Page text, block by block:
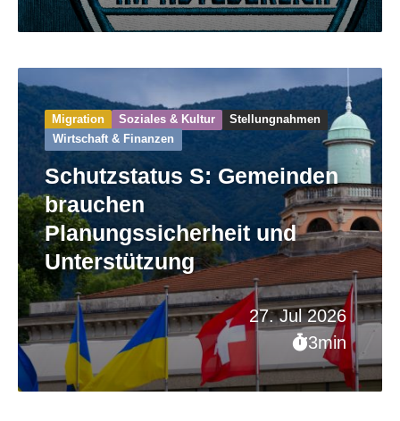
27. Jul 2026
3min
Migration Soziales & Kultur
Stellungnahmen
Wirtschaft & Finanzen
Schutzstatus S: Gemeinden
brauchen
Planungssicherheit und
Unterstützung